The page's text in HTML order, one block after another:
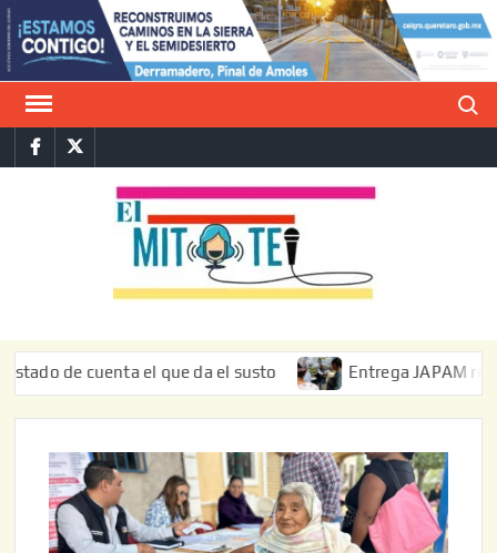
Saltar
al
contenido
FacebookTwitter
cuenta el que da el susto Entrega JAPAM